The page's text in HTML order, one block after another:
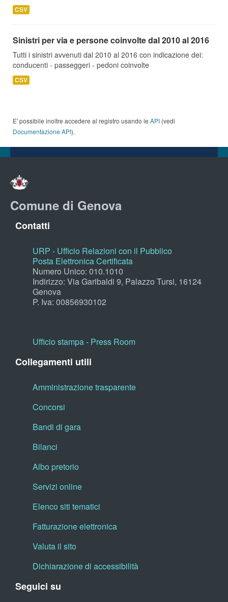
CSV
Sinistri per via e persone coinvolte dal 2010 al 2016
Tutti i sinistri avvenuti dal 2010 al 2016 con indicazione dei:
conducenti - passeggeri - pedoni coinvolte
CSV
E' possibile inoltre accedere al registro usando le API (vedi
Documentazione API).
Comune di Genova
Contatti
URP - Ufficio Relazioni con il Pubblico
Posta Elettronica Certificata
Numero Unico: 010.1010
Indirizzo: Via Garibaldi 9, Palazzo Tursi, 16124
Genova
P. Iva: 00856930102
Ufficio stampa - Press Room
Collegamenti utili
Amministrazione trasparente
Concorsi
Bandi di gara
Bilanci
Albo pretorio
Servizi online
Elenco siti tematici
Fatturazione elettronica
Valuta il sito
Dichiarazione di accessibilità
Seguici su